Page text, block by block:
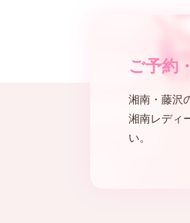
ご予約・
湘南・藤沢
湘南レディ
い。